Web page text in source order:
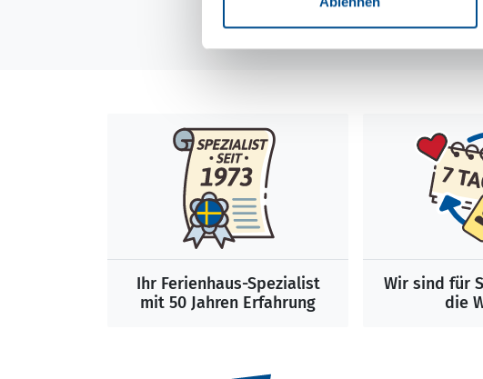
Ihr Ferienhaus-Spezialist
mit 50 Jahren Erfahrung
Wir sind für
die